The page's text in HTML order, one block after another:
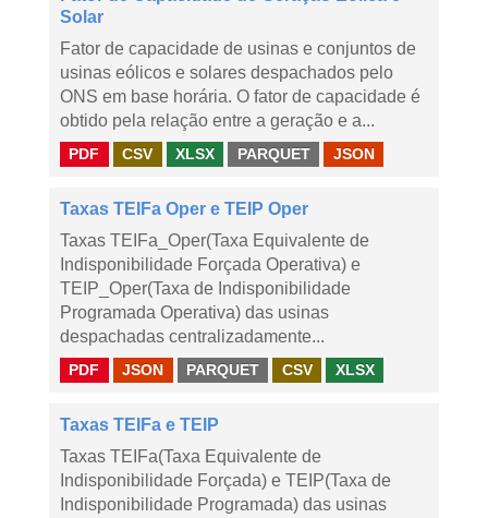
Solar
Fator de capacidade de usinas e conjuntos de
usinas eólicos e solares despachados pelo
ONS em base horária. O fator de capacidade é
obtido pela relação entre a geração e a...
PDF CSV XLSX PARQUET JSON
Taxas TEIFa Oper e TEIP Oper
Taxas TEIFa_Oper(Taxa Equivalente de
Indisponibilidade Forçada Operativa) e
TEIP_Oper(Taxa de Indisponibilidade
Programada Operativa) das usinas
despachadas centralizadamente...
PDF JSON PARQUET CSV XLSX
Taxas TEIFa e TEIP
Taxas TEIFa(Taxa Equivalente de
Indisponibilidade Forçada) e TEIP(Taxa de
Indisponibilidade Programada) das usinas